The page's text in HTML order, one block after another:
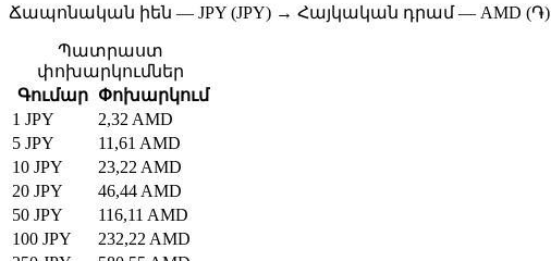
Ճապոնական իեն — JPY (JPY) → Հայկական դրամ — AMD (֏)
Պատրաստ
փոխարկումներ
Գումար Փոխարկում
1 JPY
2,32 AMD
5 JPY
11,61 AMD
10 JPY
23,22 AMD
20 JPY
46,44 AMD
50 JPY
116,11 AMD
100 JPY
232,22 AMD